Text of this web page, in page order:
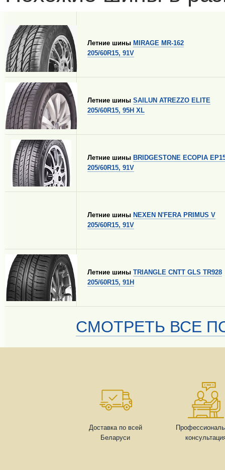
Летние шины MIRAGE MR-162
205/60R15, 91V
Летние шины SAILUN ATREZZO ELITE
205/60R15, 95H XL
Летние шины BRIDGESTONE ECOPIA
205/60R15, 91V
Летние шины NEXEN N'FERA PRIMUS V
205/60R15, 91V
Летние шины TRIANGLE CNTT GLS TR928
205/60R15, 91H
СМОТРЕТЬ ВСЕ
Доставка по всей
Беларуси